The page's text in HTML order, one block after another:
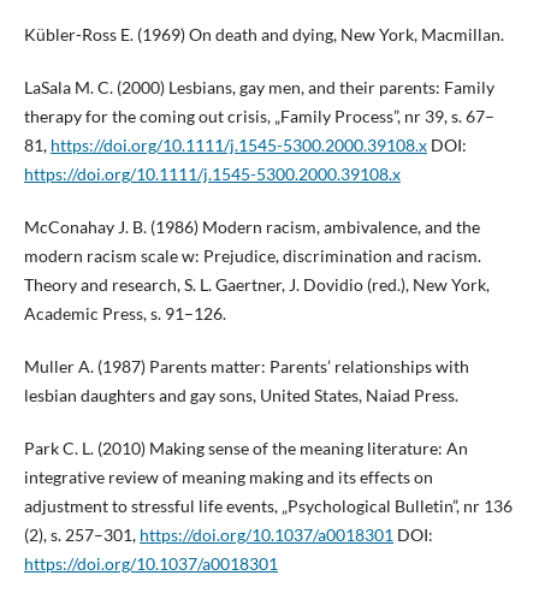
Kübler-Ross E. (1969) On death and dying, New York, Macmillan.
LaSala M. C. (2000) Lesbians, gay men, and their parents: Family
therapy for the coming out crisis, „Family Process”, nr 39, s. 67–
81, https://doi.org/10.1111/j.1545-5300.2000.39108.xDOI:
https://doi.org/10.1111/j.1545-5300.2000.39108.x
McConahay J. B. (1986) Modern racism, ambivalence, and the
modern racism scale w: Prejudice, discrimination and racism.
Theory and research, S. L. Gaertner, J. Dovidio (red.), New York,
Academic Press, s. 91–126.
Muller A. (1987) Parents matter: Parents’ relationships with
lesbian daughters and gay sons, United States, Naiad Press.
Park C. L. (2010) Making sense of the meaning literature: An
integrative review of meaning making and its effects on
adjustment to stressful life events, „Psychological Bulletin”, nr 136
(2), s. 257–301, https://doi.org/10.1037/a0018301 DOI:
https://doi.org/10.1037/a0018301